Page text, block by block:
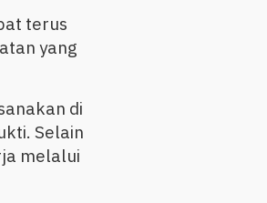
terus
yang
di
Selain
melalui